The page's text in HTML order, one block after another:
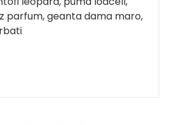
parfum, geanta dama maro,